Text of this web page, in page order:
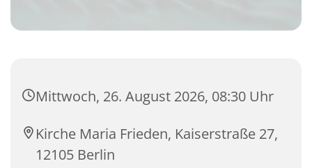
Mittwoch, 26. August 2026, 08:30 Uhr
Kirche Maria Frieden, Kaiserstraße 27,
12105 Berlin